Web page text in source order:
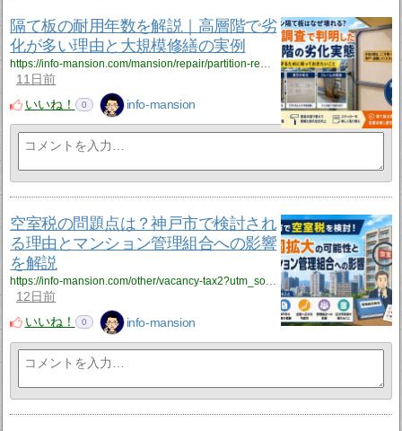
隔て板の耐用年数を解説｜高層階で劣
化が多い理由と大規模修繕の実例
11日前
いいね！
0 info-mansion
空室税の問題点は？神戸市で検討され
る理由とマンション管理組合への影響
を解説
https://info-mansion.com/other/vacancy-tax2?utm_source=rss&utm_medium=rss&utm_campaign=vacancy-tax2
12日前
いいね！
0 info-mansion